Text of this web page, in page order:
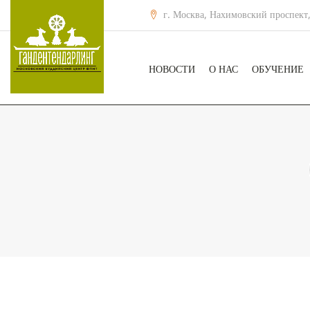
г. Москва, Нахимовский
НОВОСТИ О НАС ОБУЧЕНИЕ